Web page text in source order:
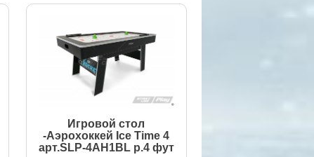
Игровой стол
-Аэрохоккей Ice Time 4
арт.SLP-4AH1BL р.4 фут